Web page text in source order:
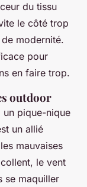
du tissu
le côté trop
modernité.
pour
en faire trop.
outdoor
un pique-nique
un allié
mauvaises
le vent
se maquiller